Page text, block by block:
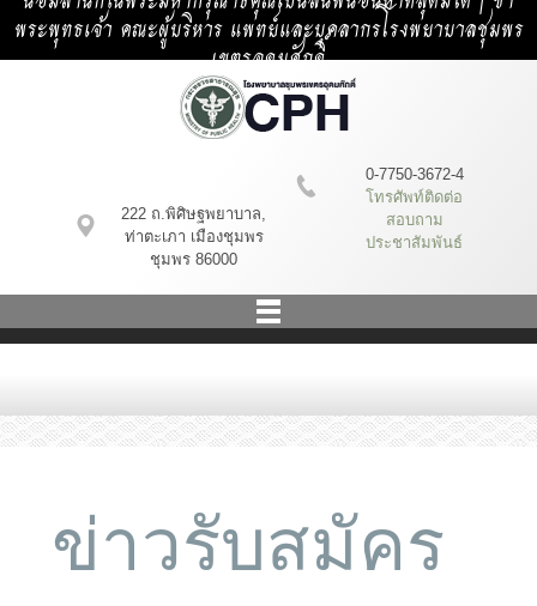
พระพุทธเจ้า คณะผู้บริหาร แพทย์และบุคลากรโรงพยาบาลชุมพร
เขตรอุดมศักดิ์
222 ถ.พิศิษฐพยาบาล,
ท่าตะเภา เมืองชุมพร
ชุมพร 86000
0-7750-3672-4
โทรศัพท์ติดต่อ
สอบถาม
ประชาสัมพันธ์
ข่าวรับสมัคร